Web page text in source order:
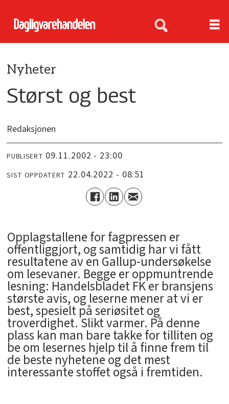
Nyheter
Størst og best
Redaksjonen
PUBLISERT 09.11.2002 - 23:00
SIST OPPDATERT 22.04.2022 - 08:51
Opplagstallene for fagpressen er
offentliggjort, og samtidig har vi fått
resultatene av en Gallup-undersøkelse
om lesevaner. Begge er oppmuntrende
lesning: Handelsbladet FK er bransjens
største avis, og leserne mener at vi er
best, spesielt på seriøsitet og
troverdighet. Slikt varmer. På denne
plass kan man bare takke for tilliten og
be om lesernes hjelp til å finne frem til
de beste nyhetene og det mest
interessante stoffet også i fremtiden.